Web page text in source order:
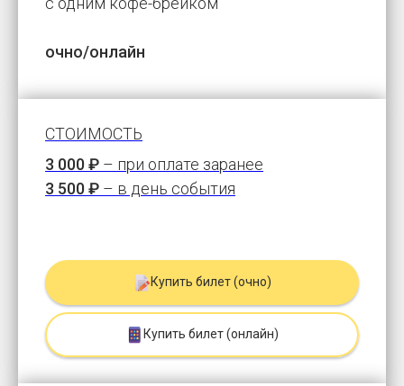
очно/онлайн
СТОИМОСТЬ
3 000 ₽ – при оплате заранее
3 500 ₽ – в день события
Купить билет (очно)
Купить билет (онлайн)